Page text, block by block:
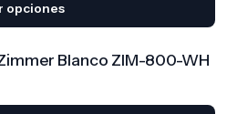
opciones
Blanco ZIM-800-WH